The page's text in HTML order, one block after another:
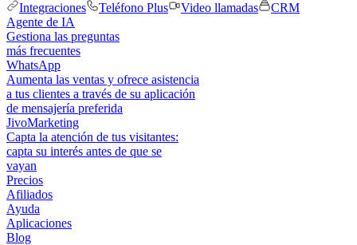
Integraciones
Teléfono Plus Video llamadas
CRM
Agente de IA
Gestiona las preguntas
más frecuentes
WhatsApp
Aumenta las ventas y ofrece asistencia
a tus clientes a través de su aplicación
de mensajería preferida
JivoMarketing
Capta la atención de tus visitantes:
capta su interés antes de que se
vayan
Precios
Afiliados
Ayuda
Aplicaciones
Blog